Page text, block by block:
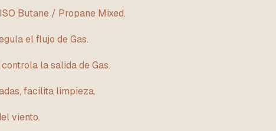
Butane / Propane Mixed.
el flujo de Gas.
la salida de Gas.
facilita limpieza.
viento.